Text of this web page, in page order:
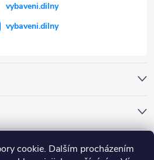
cookie. Dalším procházením
vybaveni.dilny
vybaveni.dilny